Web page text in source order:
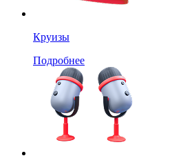
Круизы
Подробнее